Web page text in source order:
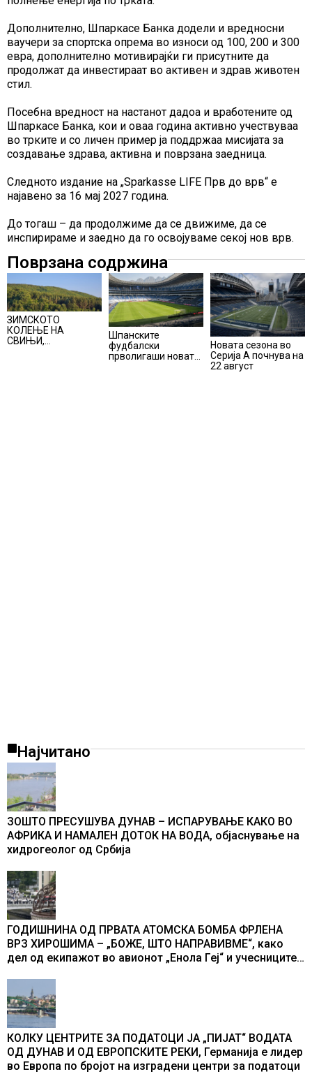
Дополнително, Шпаркасе Банка додели и вредносни
ваучери за спортска опрема во износи од 100, 200 и 300
евра, дополнително мотивирајќи ги присутните да
продолжат да инвестираат во активен и здрав животен
стил.
Посебна вредност на настанот дадоа и вработените од
Шпаркасе Банка, кои и оваа година активно учествуваа
во трките и со личен пример ја поддржаа мисијата за
создавање здрава, активна и поврзана заедница.
Следното издание на „Sparkasse LIFE Прв до врв“ е
најавено за 16 мај 2027 година.
До тогаш – да продолжиме да се движиме, да се
инспирираме и заедно да го освојуваме секој нов врв.
Поврзана содржина
ЗИМСКОТО
КОЛЕЊЕ НА
СВИЊИ,
Шпанските
фудбалски
прволигаши новата
Новата сезона во
Серија А почнува на
22 август
Најчитано
ЗОШТО ПРЕСУШУВА ДУНАВ – ИСПАРУВАЊЕ КАКО ВО
АФРИКА И НАМАЛЕН ДОТОК НА ВОДА, објаснување на
хидрогеолог од Србија
ГОДИШНИНА ОД ПРВАТА АТОМСКА БОМБА ФРЛЕНА
ВРЗ ХИРОШИМА – „БОЖЕ, ШТО НАПРАВИВМЕ“, како
дел од екипажот во авионот „Енола Геј“ и учесниците
промени текот на историјата
КОЛКУ ЦЕНТРИТЕ ЗА ПОДАТОЦИ ЈА „ПИЈАТ“ ВОДАТА
ОД ДУНАВ И ОД ЕВРОПСКИТЕ РЕКИ, Германија е лидер
во Европа по бројот на изградени центри за податоци